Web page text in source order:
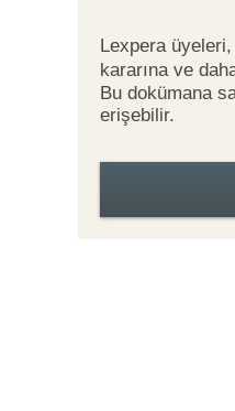
Lexpera
kararına ve
Bu dokümana
erişebilir.